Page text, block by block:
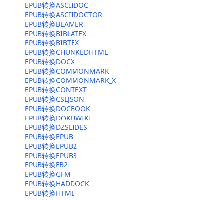
EPUB转换ASCIIDOC
EPUB转换ASCIIDOCTOR
EPUB转换BEAMER
EPUB转换BIBLATEX
EPUB转换BIBTEX
EPUB转换CHUNKEDHTML
EPUB转换DOCX
EPUB转换COMMONMARK
EPUB转换COMMONMARK_X
EPUB转换CONTEXT
EPUB转换CSLJSON
EPUB转换DOCBOOK
EPUB转换DOKUWIKI
EPUB转换DZSLIDES
EPUB转换EPUB
EPUB转换EPUB2
EPUB转换EPUB3
EPUB转换FB2
EPUB转换GFM
EPUB转换HADDOCK
EPUB转换HTML